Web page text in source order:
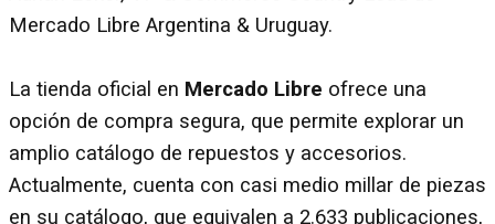
Mercado Libre Argentina & Uruguay.
La tienda oficial en Mercado Libre ofrece una
opción de compra segura, que permite explorar un
amplio catálogo de repuestos y accesorios.
Actualmente, cuenta con casi medio millar de piezas
en su catálogo, que equivalen a 2.633 publicaciones,